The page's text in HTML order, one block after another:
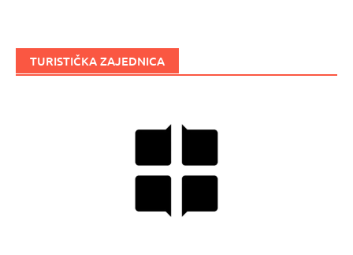
TURISTIČKA ZAJEDNICA